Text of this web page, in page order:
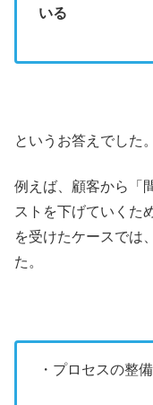
いる
というお答えでした。
例えば、顧客から「
ストを下げていくた
を受けたケースでは
た。
・プロセスの整備